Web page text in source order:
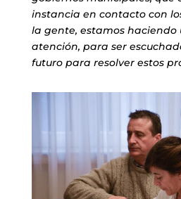
instancia en contacto con
la gente, estamos haciendo
atención, para ser
futuro para resolver estos